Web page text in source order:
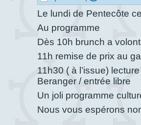
Le lundi de Pentecôte
Au programme
Dès 10h brunch a
11h remise de prix au
11h30 ( à l’issue)
Beranger / entrée libre
Un joli programme
Nous vous espérons